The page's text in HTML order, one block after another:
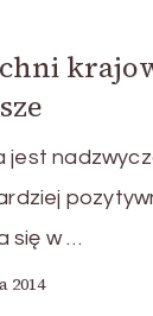
jest
się w …
2014